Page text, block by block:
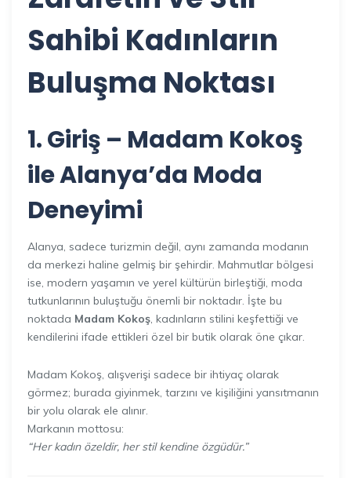
Sahibi Kadınların
Buluşma Noktası
1. Giriş – Madam Kokoş
ile Alanya’da Moda
Deneyimi
Alanya, sadece turizmin değil, aynı zamanda modanın
da merkezi haline gelmiş bir şehirdir. Mahmutlar bölgesi
ise, modern yaşamın ve yerel kültürün birleştiği, moda
tutkunlarının buluştuğu önemli bir noktadır. İşte bu
noktada Madam Kokoş , kadınların stilini keşfettiği ve
kendilerini ifade ettikleri özel bir butik olarak öne çıkar.
Madam Kokoş, alışverişi sadece bir ihtiyaç olarak
görmez; burada giyinmek, tarzını ve kişiliğini yansıtmanın
bir yolu olarak ele alınır.
Markanın mottosu:
“Her kadın özeldir, her stil kendine özgüdür.”